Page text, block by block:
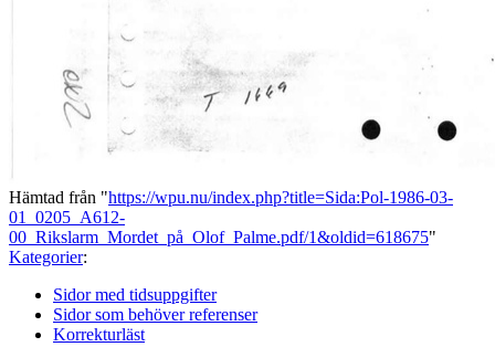
Hämtad från "https://wpu.nu/index.php?title=Sida:Pol-1986-03-
01_0205_A612-
00_Rikslarm_Mordet_på_Olof_Palme.pdf/1&oldid=618675"
Kategorier:
Sidor med tidsuppgifter
Sidor som behöver referenser
Korrekturläst